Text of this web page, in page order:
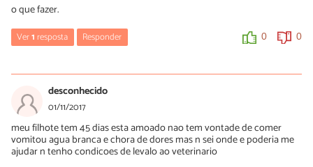
o que fazer.
Ver1resposta Responder 0 0
26/09/2018
Moça leva ele num bom vet, se não melhorar leva em outro, perdi
a minha bebê de 6 meses ontem com os mesmos sintomas, ficou
internada, tomou varios remédios durante 4 dias, não apresentou
nadinha de melhora, só que a veterinária dela me recomendou
não dar água pra ela, agora estou vendo aqui que deveria ... meu
desconhecido
01/11/2017
meu filhote tem 45 dias esta amoado nao tem vontade de comer
vomitou agua branca e chora de dores mas n sei onde e poderia me
ajudar n tenho condicoes de levalo ao veterinario